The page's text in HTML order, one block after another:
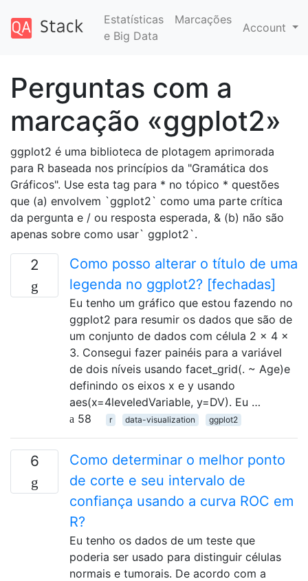
Estatísticas
e Big Data
Marcações
Account
Perguntas com a
marcação «ggplot2»
ggplot2 é uma biblioteca de plotagem aprimorada
para R baseada nos princípios da "Gramática dos
Gráficos". Use esta tag para * no tópico * questões
que (a) envolvem `ggplot2` como uma parte crítica
da pergunta e / ou resposta esperada, & (b) não são
apenas sobre como usar` ggplot2`.
2
Como posso alterar o título de uma
legenda no ggplot2? [fechadas]
Eu tenho um gráfico que estou fazendo no
ggplot2 para resumir os dados que são de
um conjunto de dados com célula 2 x 4 x
3. Consegui fazer painéis para a variável
de dois níveis usando facet_grid(. ~ Age)e
definindo os eixos x e y usando
aes(x=4leveledVariable, y=DV). Eu …
58
r data-visualization ggplot2
6
Como determinar o melhor ponto
de corte e seu intervalo de
confiança usando a curva ROC em
R?
Eu tenho os dados de um teste que
poderia ser usado para distinguir células
normais e tumorais. De acordo com a